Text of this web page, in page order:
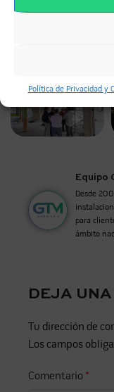
Política de Privacidad y
TAMBIÉN
Equipo
Desde
para
ámbito
DEJA
Tu dirección de
Los campos
Comentario *